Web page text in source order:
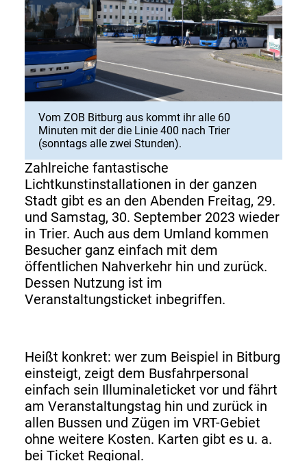
Vom ZOB Bitburg aus kommt ihr alle 60
Minuten mit der die Linie 400 nach Trier
(sonntags alle zwei Stunden).
Zahlreiche fantastische
Lichtkunstinstallationen in der ganzen
Stadt gibt es an den Abenden Freitag, 29.
und Samstag, 30. September 2023 wieder
in Trier. Auch aus dem Umland kommen
Besucher ganz einfach mit dem
öffentlichen Nahverkehr hin und zurück.
Dessen Nutzung ist im
Veranstaltungsticket inbegriffen.
Heißt konkret: wer zum Beispiel in Bitburg
einsteigt, zeigt dem Busfahrpersonal
einfach sein Illuminaleticket vor und fährt
am Veranstaltungstag hin und zurück in
allen Bussen und Zügen im VRT-Gebiet
ohne weitere Kosten. Karten gibt es u. a.
bei Ticket Regional.